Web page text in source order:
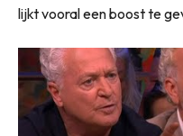
lijkt vooral een boost te